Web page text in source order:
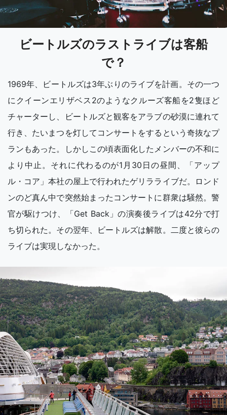
ビートルズのラストライブは客船
で？
1969年、ビートルズは3年ぶりのライブを計画。その一つ
にクイーンエリザベス2のようなクルーズ客船を2隻ほど
チャーターし、ビートルズと観客をアラブの砂漠に連れて
行き、たいまつを灯してコンサートをするという奇抜なプ
ランもあった。しかしこの頃表面化したメンバーの不和に
より中止。それに代わるのが1月30日の昼間、「アップ
ル・コア」本社の屋上で行われたゲリラライブだ。ロンド
ンのど真ん中で突然始まったコンサートに群衆は騒然。警
官が駆けつけ、「Get Back」の演奏後ライブは42分で打
ち切られた。その翌年、ビートルズは解散。二度と彼らの
ライブは実現しなかった。